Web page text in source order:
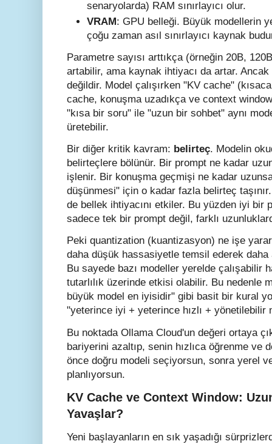
senaryolarda) RAM sınırlayıcı olur.
VRAM: GPU belleği. Büyük modellerin
çoğu zaman asıl sınırlayıcı kaynak
Parametre sayısı arttıkça (örneğin 20B,
artabilir, ama kaynak ihtiyacı da artar.
değildir. Model çalışırken "KV cache"
cache, konuşma uzadıkça ve context
"kısa bir soru" ile "uzun bir sohbet" aynı
üretebilir.
Bir diğer kritik kavram: belirteç. Modelin
belirteçlere bölünür. Bir prompt ne kadar
işlenir. Bir konuşma geçmişi ne kadar
düşünmesi" için o kadar fazla belirteç
de bellek ihtiyacını etkiler. Bu yüzden iyi bir
sadece tek bir prompt değil, farklı
Peki quantization (kuantizasyon) ne işe
daha düşük hassasiyetle temsil ederek daha
Bu sayede bazı modeller yerelde çalışabilir
tutarlılık üzerinde etkisi olabilir. Bu nedenle
büyük model en iyisidir" gibi basit bir kural
"yeterince iyi + yeterince hızlı + yönetilebilir
Bu noktada Ollama Cloud'un değeri ortaya
bariyerini azaltıp, senin hızlıca öğrenme ve
önce doğru modeli seçiyorsun, sonra yerel
planlıyorsun.
KV Cache ve Context Window:
Yavaşlar?
Yeni başlayanların en sık yaşadığı